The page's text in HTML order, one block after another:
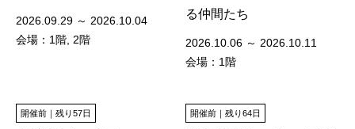
2026.09.29 ～ 2026.10.04
会場：1階, 2階
る仲間たち
2026.10.06 ～ 2026.10.11
会場：1階
開催前｜残り57日 開催前｜残り64日